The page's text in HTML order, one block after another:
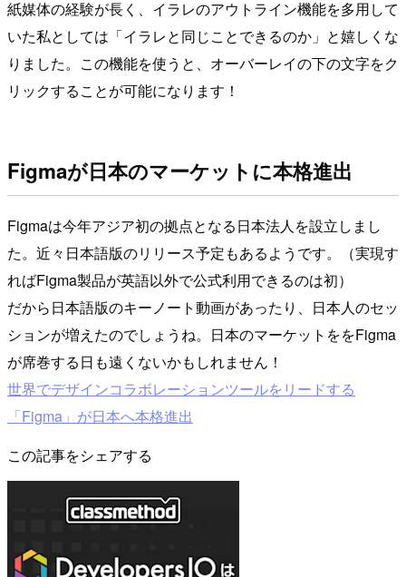
紙媒体の経験が長く、イラレのアウトライン機能を多用して
いた私としては「イラレと同じことできるのか」と嬉しくな
りました。この機能を使うと、オーバーレイの下の文字をク
リックすることが可能になります！
Figmaが日本のマーケットに本格進出
Figmaは今年アジア初の拠点となる日本法人を設立しまし
た。近々日本語版のリリース予定もあるようです。（実現す
ればFigma製品が英語以外で公式利用できるのは初）
だから日本語版のキーノート動画があったり、日本人のセッ
ションが増えたのでしょうね。日本のマーケットををFigma
が席巻する日も遠くないかもしれません！
世界でデザインコラボレーションツールをリードする
「Figma」が日本へ本格進出
この記事をシェアする